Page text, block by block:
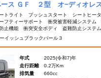
ース ＧＦ ２型 オ−ディオレ
トライト プッシュスタート シートヒー
フティーサポート 衝突被害軽減システム
止機能 衝突安全ボディ 盗難防止システム
イッシュブラックパール３
年式
2025(令和7)年
走行距離
0.2万Km
排気量
660cc